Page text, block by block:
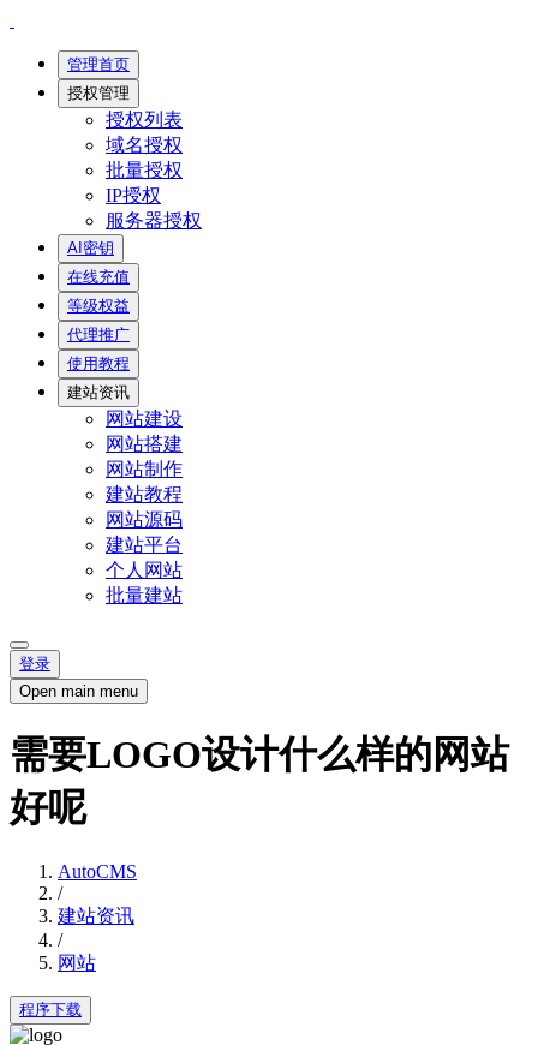
管理首页
授权管理
授权列表
域名授权
批量授权
IP授权
服务器授权
AI密钥
在线充值
等级权益
代理推广
使用教程
建站资讯
网站建设
网站搭建
网站制作
建站教程
网站源码
建站平台
个人网站
批量建站
登录
Open main menu
需要LOGO设计什么样的网站
好呢
AutoCMS
/
建站资讯
/
网站
程序下载